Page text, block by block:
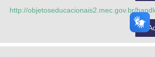
http://objetoseducacionais2.mec.gov.br/